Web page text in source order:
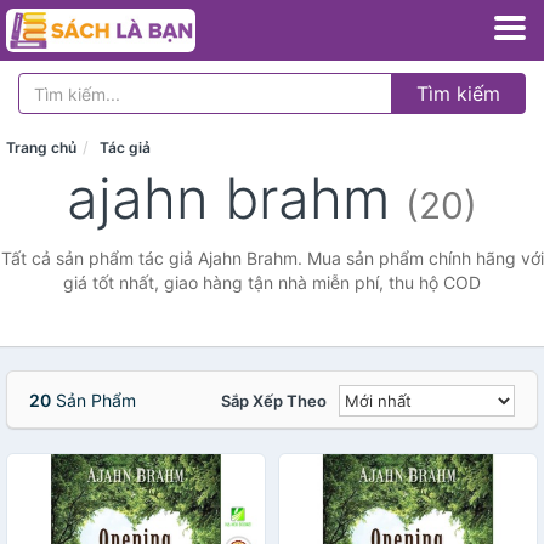
Tìm kiếm
Trang chủ Tác giả
ajahn brahm (20)
Tất cả sản phẩm tác giả Ajahn Brahm. Mua sản phẩm chính hãng với
giá tốt nhất, giao hàng tận nhà miễn phí, thu hộ COD
20 Sản Phẩm Sắp Xếp Theo